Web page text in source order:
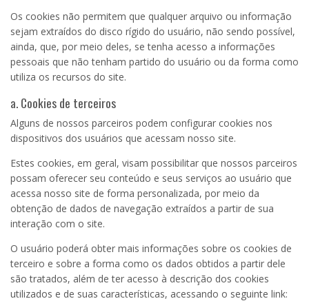
Os cookies não permitem que qualquer arquivo ou informação
sejam extraídos do disco rígido do usuário, não sendo possível,
ainda, que, por meio deles, se tenha acesso a informações
pessoais que não tenham partido do usuário ou da forma como
utiliza os recursos do site.
a. Cookies de terceiros
Alguns de nossos parceiros podem configurar cookies nos
dispositivos dos usuários que acessam nosso site.
Estes cookies, em geral, visam possibilitar que nossos parceiros
possam oferecer seu conteúdo e seus serviços ao usuário que
acessa nosso site de forma personalizada, por meio da
obtenção de dados de navegação extraídos a partir de sua
interação com o site.
O usuário poderá obter mais informações sobre os cookies de
terceiro e sobre a forma como os dados obtidos a partir dele
são tratados, além de ter acesso à descrição dos cookies
utilizados e de suas características, acessando o seguinte link: